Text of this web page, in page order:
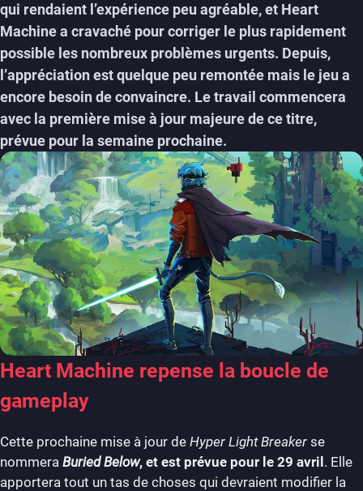
qui rendaient l’expérience peu agréable, et Heart
Machine a cravaché pour corriger le plus rapidement
possible les nombreux problèmes urgents. Depuis,
l’appréciation est quelque peu remontée mais le jeu a
encore besoin de convaincre. Le travail commencera
avec la première mise à jour majeure de ce titre,
prévue pour la semaine prochaine.
Heart Machine repense la boucle de
gameplay
Cette prochaine mise à jour de Hyper Light Breaker se
nommera Buried Below, et est prévue pour le 29 avril. Elle
apportera tout un tas de choses qui devraient modifier la